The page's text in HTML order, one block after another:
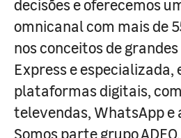
decisões e oferecemos
omnicanal com mais de
nos conceitos de
Express e
plataformas digitais,
televendas, WhatsApp
Somos parte grupo